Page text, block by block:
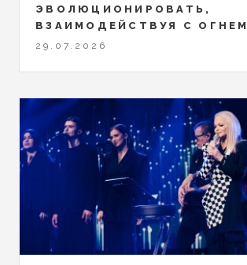
ЭВОЛЮЦИОНИРОВАТЬ,
ВЗАИМОДЕЙСТВУЯ С ОГНЕМ
29.07.2026